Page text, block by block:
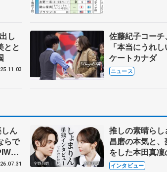
し
とと
佐藤紀子コー
「本当にうれ
ケートカナダ
ニュース
ん
らで
前
推しの素晴ら
昌磨の本気と
をした本田真凜
インタビュー